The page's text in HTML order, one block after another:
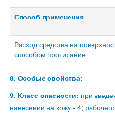
Способ применения
Расход средства на
способом протирание
8. Особые свойства:
9. Класс опасности: при
нанесении на кожу - 4;